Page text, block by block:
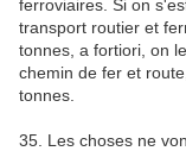
ferroviaires. Si on
transport routier et
tonnes, a fortiori, on
chemin de fer et
tonnes.
35. Les choses ne